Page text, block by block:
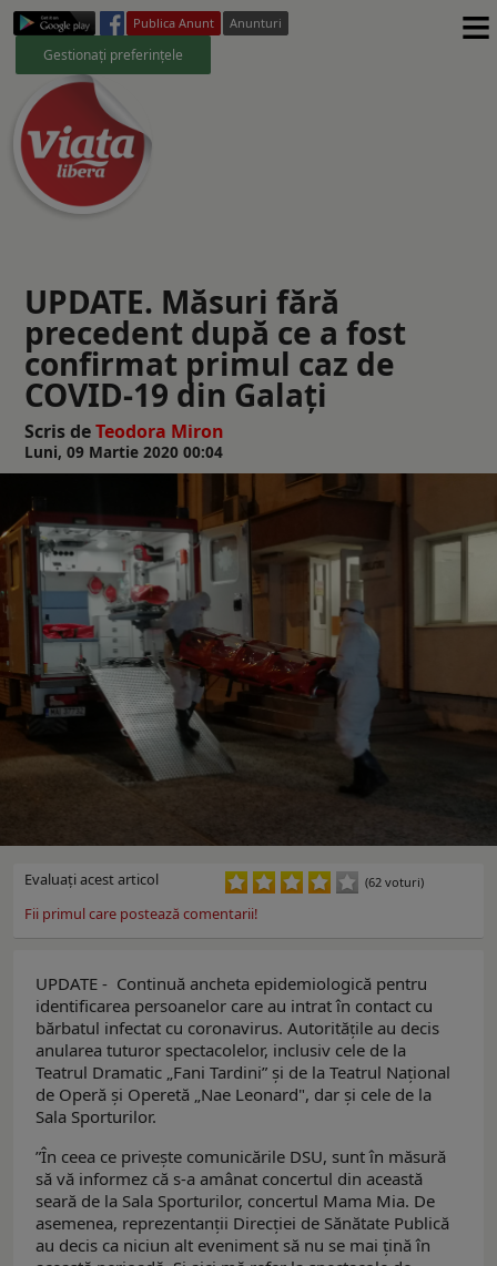
Publica Anunt Anunturi
Gestionați preferințele ≡
UPDATE. Măsuri fără
precedent după ce a fost
confirmat primul caz de
COVID-19 din Galați
Scris deTeodora Miron
Luni, 09 Martie 2020 00:04
Evaluaţi acest articol (62 voturi)
Fii primul care postează comentarii!
UPDATE - Continuă ancheta epidemiologică pentru
identificarea persoanelor care au intrat în contact cu
bărbatul infectat cu coronavirus. Autoritățile au decis
anularea tuturor spectacolelor, inclusiv cele de la
Teatrul Dramatic „Fani Tardini” și de la Teatrul Național
de Operă și Operetă „Nae Leonard", dar și cele de la
Sala Sporturilor.
”În ceea ce privește comunicările DSU, sunt în măsură
să vă informez că s-a amânat concertul din această
seară de la Sala Sporturilor, concertul Mama Mia. De
asemenea, reprezentanții Direcției de Sănătate Publică
au decis ca niciun alt eveniment să nu se mai țină în